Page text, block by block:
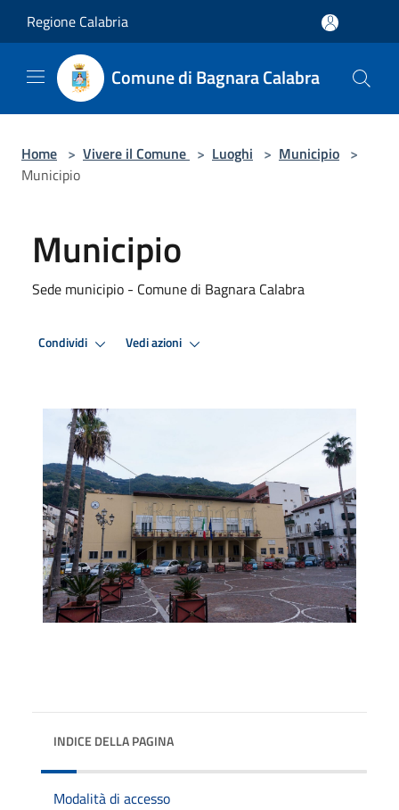
Regione Calabria
Comune di Bagnara Calabra
Home > Vivere il Comune > Luoghi > Municipio >
Municipio
Municipio
Sede municipio - Comune di Bagnara Calabra
Condividi Vedi azioni
INDICE DELLA PAGINA
Modalità di accesso